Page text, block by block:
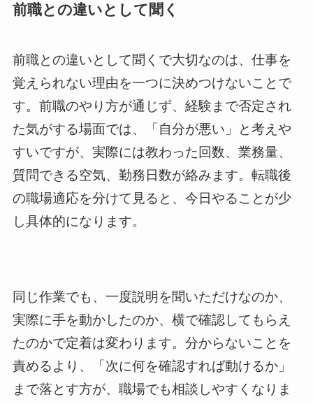
前職との違いとして聞く
前職との違いとして聞くで大切なのは、仕事を
覚えられない理由を一つに決めつけないことで
す。前職のやり方が通じず、経験まで否定され
た気がする場面では、「自分が悪い」と考えや
すいですが、実際には教わった回数、業務量、
質問できる空気、勤務日数が絡みます。転職後
の職場適応を分けて見ると、今日やることが少
し具体的になります。
同じ作業でも、一度説明を聞いただけなのか、
実際に手を動かしたのか、横で確認してもらえ
たのかで定着は変わります。分からないことを
責めるより、「次に何を確認すれば動けるか」
まで落とす方が、職場でも相談しやすくなりま